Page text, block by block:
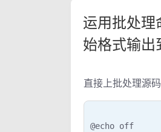
运用批处
始格式输
直接上批处理源码
@echo off